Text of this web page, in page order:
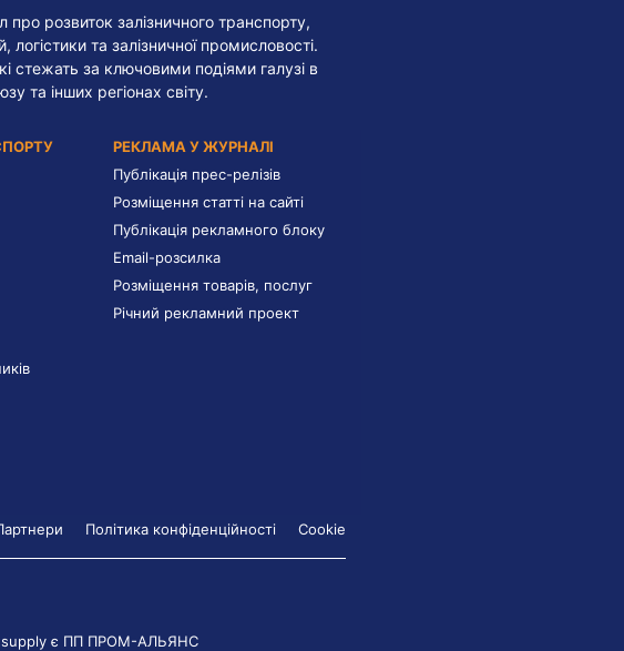
розвиток залізничного транспорту,
та залізничної промисловості.
стежать за ключовими подіями галузі в
та інших регіонах світу.
РЕКЛАМА У ЖУРНАЛІ
Публікація прес-релізів
Розміщення статті на сайті
Публікація рекламного блоку
Email-розсилка
Розміщення товарів, послуг
Річний рекламний проект
Політика конфіденційності Cookie
є ПП ПРОМ-АЛЬЯНС